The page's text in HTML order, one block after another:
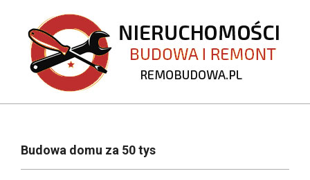
content
REMOBUDOWA.PL
NavigationBudowa domu za 50 tys